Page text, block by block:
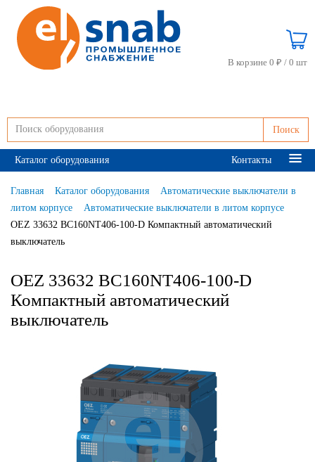
Поиск
В корзине 0 ₽ / 0 шт
Каталог оборудования Контакты
Главная Каталог оборудования
Автоматические выключатели в
литом корпусе
Автоматические выключатели в литом корпусе
OEZ 33632 BC160NT406-100-D Компактный автоматический
выключатель
OEZ 33632 BC160NT406-100-D
Компактный автоматический
выключатель